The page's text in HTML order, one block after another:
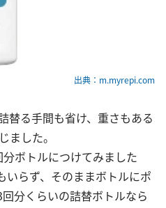
出典：m.myrepi.com
替る手間も省け、重さもある
ました。
ボトルにつけてみました
いらず、そのままボトルにポ
分くらいの詰替ボトルなら